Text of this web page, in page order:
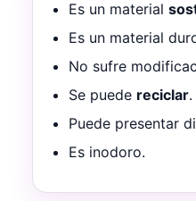
Es un material
Es un material
No sufre
Se puede reciclar.
Puede presentar
Es inodoro.